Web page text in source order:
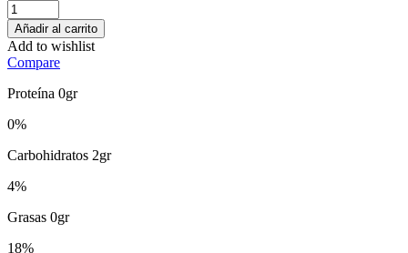
Añadir al carrito
Add to wishlist
Compare
Proteína 0gr
0%
Carbohidratos 2gr
4%
Grasas 0gr
18%